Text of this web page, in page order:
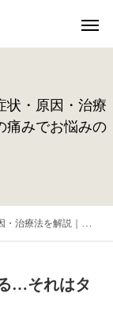
状・原因・治療
痛みでお悩みの
や内側の痛みでお悩みの方へ
…それはタ